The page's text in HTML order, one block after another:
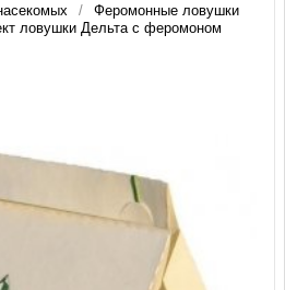
Феромонные ловушки
ловушки Дельта с феромоном